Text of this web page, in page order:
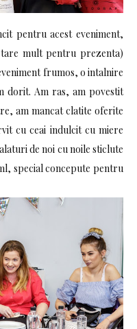
pentru acest eveniment,
mult pentru prezenta)
frumos, o intalnire
dorit. Am ras, am povestit
am mancat clatite oferite
cu ceai indulcit cu miere
de noi cu noile sticlute
special concepute pentru